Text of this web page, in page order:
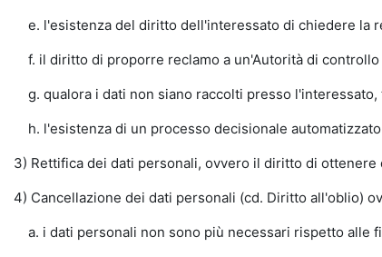
e. l'esistenza del diritto dell'interessato di chiedere la
f. il diritto di proporre reclamo a un'Autorità di controllo
g. qualora i dati non siano raccolti presso
h. l'esistenza di un processo decisionale
3) Rettifica dei dati personali, ovvero il diritto di
4) Cancellazione dei dati personali (cd. Diritto all'oblio)
a. i dati personali non sono più necessari rispetto alle